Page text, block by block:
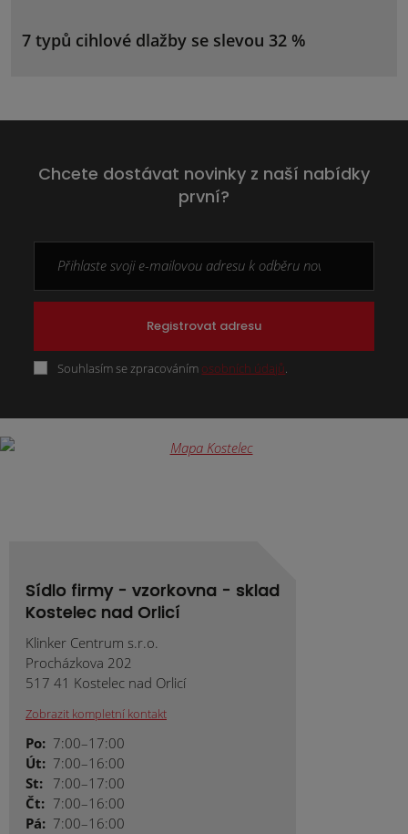
7 typů cihlové dlažby se slevou 32 %
Chcete dostávat novinky z naší nabídky
první?
Registrovat adresu
Souhlasím se zpracováním osobních údajů.
Sídlo firmy - vzorkovna - sklad
Kostelec nad Orlicí
Klinker Centrum s.r.o.
Procházkova 202
517 41 Kostelec nad Orlicí
Zobrazit kompletní kontakt
Po: 7:00–17:00
Út: 7:00–16:00
St: 7:00–17:00
Čt: 7:00–16:00
Pá: 7:00–16:00